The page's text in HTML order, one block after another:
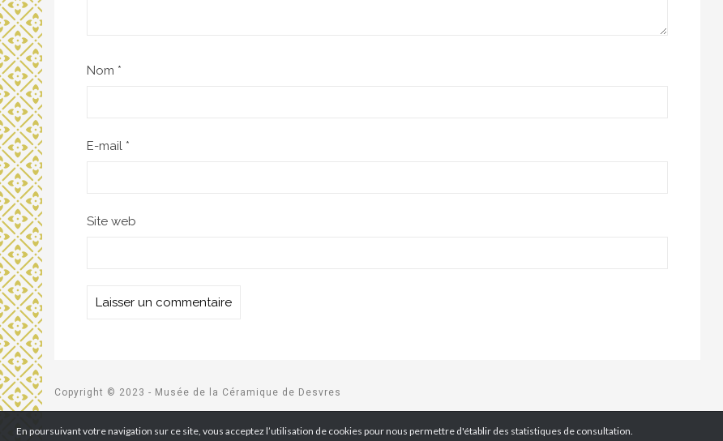
Nom *
E-mail *
Site web
Copyright © 2023 - Musée de la Céramique de Desvres
En poursuivant votre navigation sur ce site, vous acceptez l’utilisation de cookies pour nous permettre d'établir des statistiques de consultation.